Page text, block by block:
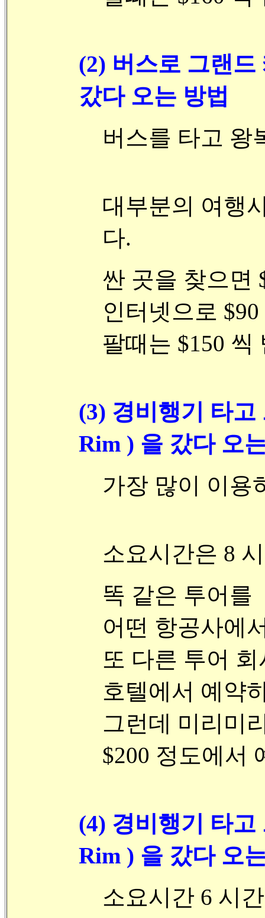
(2) 버스로 그랜드
갔다 오는 방법
버스를 타고 왕
대부분의 여행
다.
싼 곳을 찾으면
인터넷으로
팔때는 $150 씩
(3) 경비행기 타
Rim ) 을 갔다 오
가장 많이 이용
소요시간은 8
똑 같은 투어를
어떤 항공사에
또 다른 투어
호텔에서 예약
그런데 미리미
$200 정도에서
(4) 경비행기 타고
Rim ) 을 갔다 오
소요시간 6 시